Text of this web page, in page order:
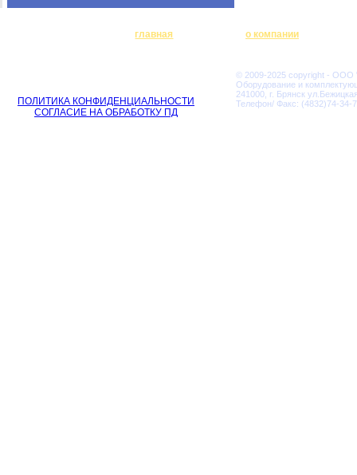
главная о компании
ПОЛИТИКА КОНФИДЕНЦИАЛЬНОСТИ
СОГЛАСИЕ НА ОБРАБОТКУ ПД
© 2009-2025 copyright - ООО
Оборудование и
241000, г. Брянск
Телефон/ Факс: (4832)74-34-